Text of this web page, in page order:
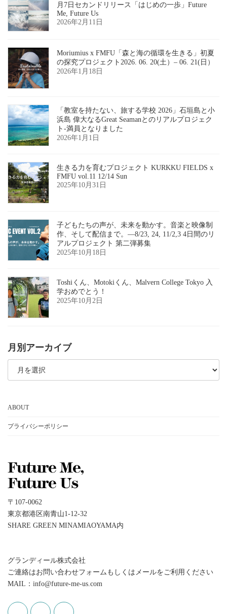
月7日セカンドリリース「はじめの一歩」Future
Me, Future Us
2026年2月11日
Moriumius x FMFU「森と海の循環を生きる」初夏
の探究プロジェクト2026. 06. 20(土）– 06. 21(日）
2026年1月18日
「教室を持たない、旅する学校 2026」石垣島と小
浜島 偉大なるGreat Seamanとのリアルプロジェク
ト-満員となりました
2026年1月1日
生きる力を育むプロジェクト KURKKU FIELDS x
FMFU vol.11 12/14 Sun
2025年10月31日
子どもたちの声が、未来を動かす。音楽と映像制
作、そして配信まで。―8/23, 24, 11/2,3 4日間のリ
アルプロジェクト 第二弾募集
2025年10月18日
Toshiくん、Motokiくん、Malvern College Tokyo 入
学おめでとう！
2025年10月2日
月別アーカイブ
月
イ
ABOUT
プライバシーポリシー
〒107-0062
東京都港区南青山1-12-32
SHARE GREEN MINAMIAOYAMA内
グランディール株式会社
ご連絡はお問い合わせフォームもしくはメールをご利用ください
MAIL：info@future-me-us.com